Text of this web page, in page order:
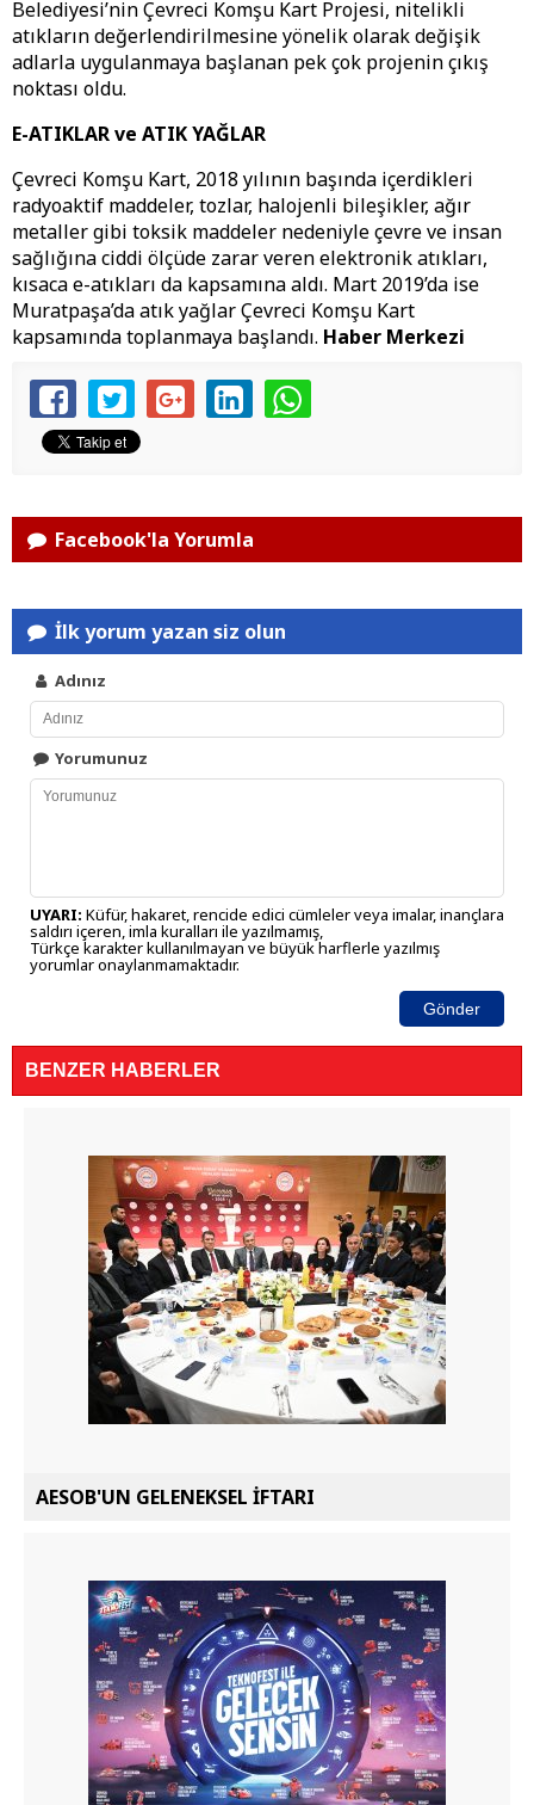
Belediyesi’nin Çevreci Komşu Kart Projesi, nitelikli
atıkların değerlendirilmesine yönelik olarak değişik
adlarla uygulanmaya başlanan pek çok projenin çıkış
noktası oldu.
E-ATIKLAR ve ATIK YAĞLAR
Çevreci Komşu Kart, 2018 yılının başında içerdikleri
radyoaktif maddeler, tozlar, halojenli bileşikler, ağır
metaller gibi toksik maddeler nedeniyle çevre ve insan
sağlığına ciddi ölçüde zarar veren elektronik atıkları,
kısaca e-atıkları da kapsamına aldı. Mart 2019’da ise
Muratpaşa’da atık yağlar Çevreci Komşu Kart
kapsamında toplanmaya başlandı. Haber Merkezi
Facebook'la Yorumla
İlk yorum yazan siz olun
Adınız
Yorumunuz
UYARI: Küfür, hakaret, rencide edici cümleler veya imalar, inançlara
saldırı içeren, imla kuralları ile yazılmamış,
Türkçe karakter kullanılmayan ve büyük harflerle yazılmış
yorumlar onaylanmamaktadır.
Gönder
BENZER HABERLER
AESOB'UN GELENEKSEL İFTARI